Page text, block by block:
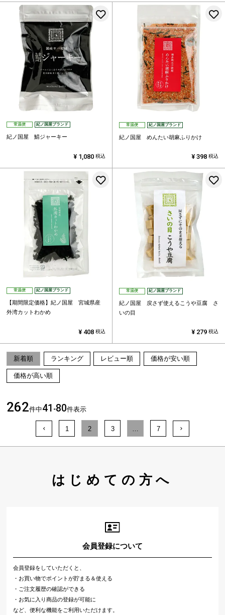
常温便 紀ノ国屋ブランド
紀ノ国屋 鯖ジャーキー
¥ 1,080 税込
常温便 紀ノ国屋ブランド
紀ノ国屋 めんたい胡麻ふりかけ
¥ 398 税込
常温便 紀ノ国屋ブランド
【期間限定価格】紀ノ国屋 宮城県産
外湾カットわかめ
¥ 408 税込
常温便 紀ノ国屋ブランド
紀ノ国屋 戻さず使えるこうや豆腐 さ
いの目
¥ 279 税込
新着順 ランキング レビュー順 価格が安い順
価格が高い順
262件中41 -80件表示
1 2 3 … 7
はじめての方へ
会員登録について
会員登録をしていただくと、
・お買い物でポイントが貯まる＆使える
・ご注文履歴の確認ができる
・お気に入り商品の登録が可能に
など、便利な機能をご利用いただけます。